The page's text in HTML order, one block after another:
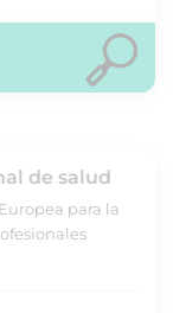
de salud
para la